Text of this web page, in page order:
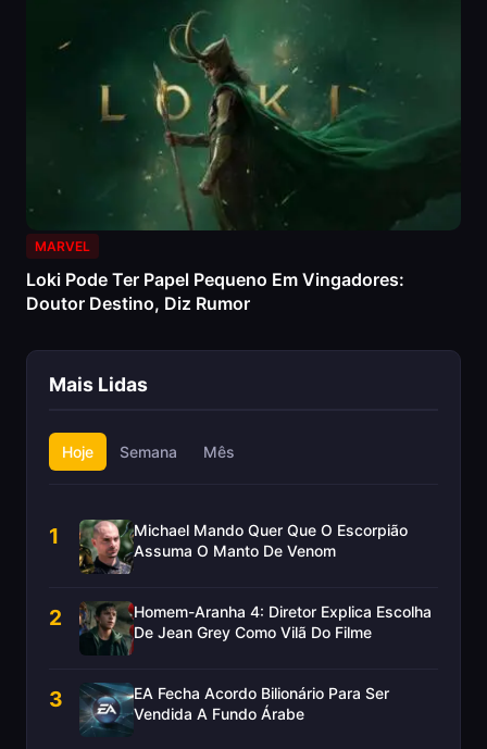
MARVEL
Loki Pode Ter Papel Pequeno Em Vingadores:
Doutor Destino, Diz Rumor
Mais Lidas
Hoje Semana Mês
1
Michael Mando Quer Que O Escorpião
Assuma O Manto De Venom
2
Homem-Aranha 4: Diretor Explica Escolha
De Jean Grey Como Vilã Do Filme
3
EA Fecha Acordo Bilionário Para Ser
Vendida A Fundo Árabe